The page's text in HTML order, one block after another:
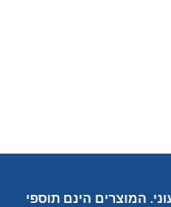
המוצרים הינם תוספי